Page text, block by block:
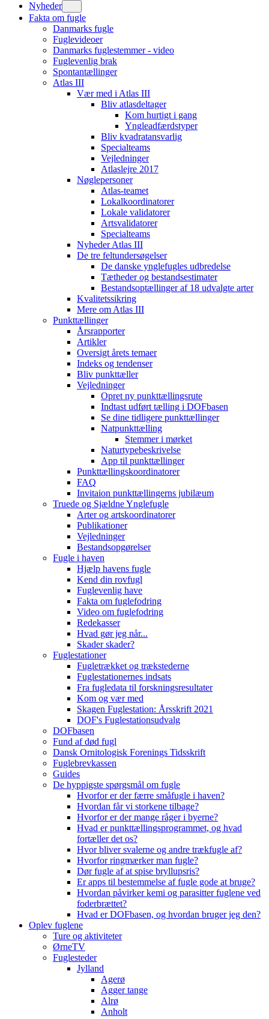
Nyheder
Fakta om fugle
Danmarks fugle
Fuglevideoer
Danmarks fuglestemmer - video
Fuglevenlig brak
Spontantællinger
Atlas III
Vær med i Atlas III
Bliv atlasdeltager
Kom hurtigt i gang
Yngleadfærdstyper
Bliv kvadratansvarlig
Specialteams
Vejledninger
Atlaslejre 2017
Nøglepersoner
Atlas-teamet
Lokalkoordinatorer
Lokale validatorer
Artsvalidatorer
Specialteams
Nyheder Atlas III
De tre feltundersøgelser
De danske ynglefugles udbredelse
Tætheder og bestandsestimater
Bestandsoptællinger af 18 udvalgte arter
Kvalitetssikring
Mere om Atlas III
Punkttællinger
Årsrapporter
Artikler
Oversigt årets temaer
Indeks og tendenser
Bliv punkttæller
Vejledninger
Opret ny punkttællingsrute
Indtast udført tælling i DOFbasen
Se dine tidligere punkttællinger
Natpunkttælling
Stemmer i mørket
Naturtypebeskrivelse
App til punkttællinger
Punkttællingskoordinatorer
FAQ
Invitaion punkttællingerns jubilæum
Truede og Sjældne Ynglefugle
Arter og artskoordinatorer
Publikationer
Vejledninger
Bestandsopgørelser
Fugle i haven
Hjælp havens fugle
Kend din rovfugl
Fuglevenlig have
Fakta om fuglefodring
Video om fuglefodring
Redekasser
Hvad gør jeg når...
Skader skader?
Fuglestationer
Fugletrækket og trækstederne
Fuglestationernes indsats
Fra fugledata til forskningsresultater
Kom og vær med
Skagen Fuglestation: Årsskrift 2021
DOF's Fuglestationsudvalg
DOFbasen
Fund af død fugl
Dansk Ornitologisk Forenings Tidsskrift
Fuglebrevkassen
Guides
De hyppigste spørgsmål om fugle
Hvorfor er der færre småfugle i haven?
Hvordan får vi storkene tilbage?
Hvorfor er der mange råger i byerne?
Hvad er punkttællingsprogrammet, og hvad
fortæller det os?
Hvor bliver svalerne og andre trækfugle af?
Hvorfor ringmærker man fugle?
Dør fugle af at spise bryllupsris?
Er apps til bestemmelse af fugle gode at bruge?
Hvordan påvirker kemi og parasitter fuglene ved
foderbrættet?
Hvad er DOFbasen, og hvordan bruger jeg den?
Oplev fuglene
Ture og aktiviteter
ØrneTV
Fuglesteder
Jylland
Agerø
Agger tange
Alrø
Anholt